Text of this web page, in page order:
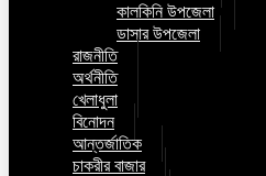
কালকিনি উপজেলা
ডাসার উপজেলা
রাজনীতি
অর্থনীতি
খেলাধুলা
বিনোদন
আন্তর্জাতিক
চাকরীর বাজার